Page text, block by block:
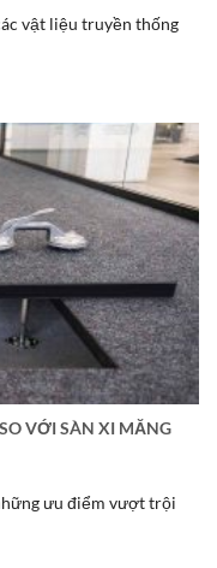
vật liệu truyền thống
VỚI SÀN XI MĂNG
ưu điểm vượt trội